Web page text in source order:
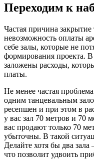
Переходим к
Частая причина
невозможность оплаты
себе залы, которые не
формирования проекта.
заложены расходы,
платы.
Не менее частая
одним танцевальным
ресепшен и при этом в
у вас зал 70 метров и 70
вас продают только 70
убыточны. В такой
Делайте хотя бы два
что позволит удвоить